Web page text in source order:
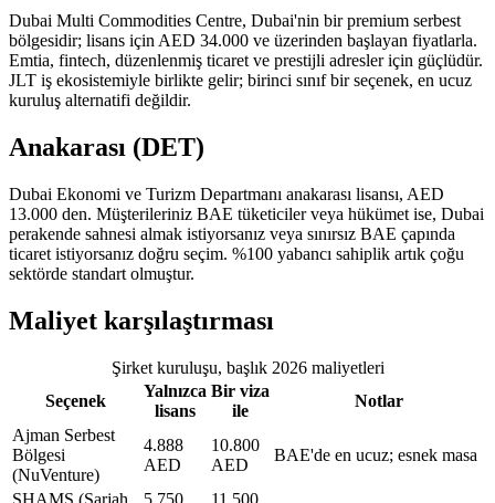
Dubai Multi Commodities Centre, Dubai'nin bir premium serbest
bölgesidir; lisans için AED 34.000 ve üzerinden başlayan fiyatlarla.
Emtia, fintech, düzenlenmiş ticaret ve prestijli adresler için güçlüdür.
JLT iş ekosistemiyle birlikte gelir; birinci sınıf bir seçenek, en ucuz
kuruluş alternatifi değildir.
Anakarası (DET)
Dubai Ekonomi ve Turizm Departmanı anakarası lisansı, AED
13.000 den. Müşterileriniz BAE tüketiciler veya hükümet ise, Dubai
perakende sahnesi almak istiyorsanız veya sınırsız BAE çapında
ticaret istiyorsanız doğru seçim. %100 yabancı sahiplik artık çoğu
sektörde standart olmuştur.
Maliyet karşılaştırması
Şirket kuruluşu, başlık 2026 maliyetleri
Seçenek
Yalnızca
lisans
Bir viza
ile
Notlar
Ajman Serbest
Bölgesi
(NuVenture)
4.888
AED
10.800
AED
BAE'de en ucuz; esnek masa
SHAMS (Şarjah 5.750 11.500